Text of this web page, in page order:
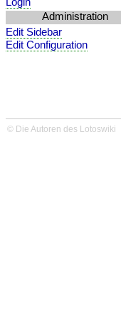
Administration
Edit Sidebar
Edit Configuration
© Die Autoren des Lotoswiki